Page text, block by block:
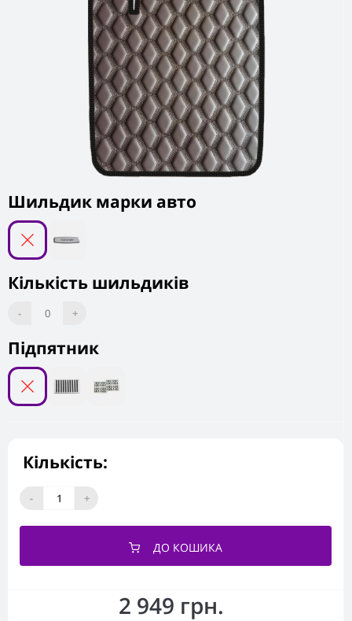
2 949 грн.
Підпятник
Шильдик марки авто
Кількість шильдиків
- 0 +
Кількість:
- +
ДО КОШИКА